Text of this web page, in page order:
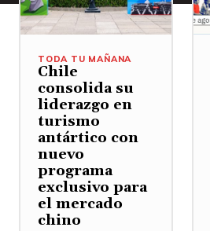
TODA TU MAÑANA
Chile
consolida su
liderazgo en
turismo
antártico con
nuevo
programa
exclusivo para
el mercado
chino